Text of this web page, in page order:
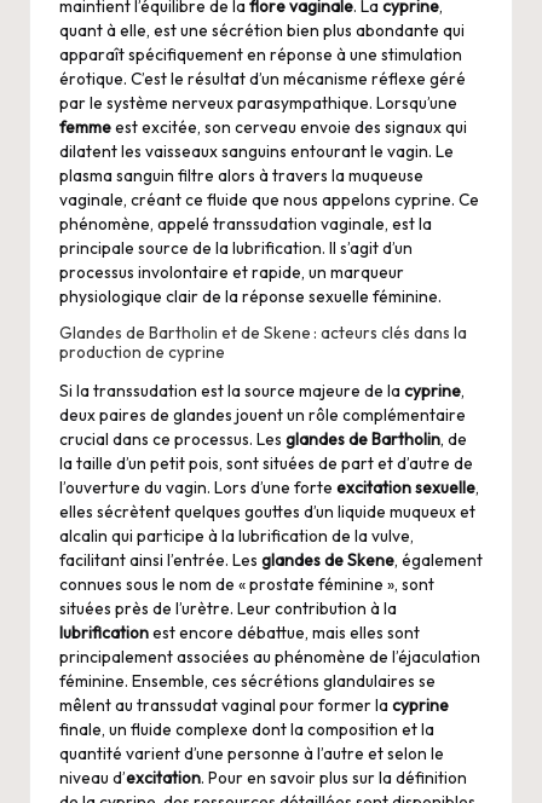
maintient l’équilibre de la flore vaginale. La cyprine,
quant à elle, est une sécrétion bien plus abondante qui
apparaît spécifiquement en réponse à une stimulation
érotique. C’est le résultat d’un mécanisme réflexe géré
par le système nerveux parasympathique. Lorsqu’une
femmeest excitée, son cerveau envoie des signaux qui
dilatent les vaisseaux sanguins entourant le vagin. Le
plasma sanguin filtre alors à travers la muqueuse
vaginale, créant ce fluide que nous appelons cyprine. Ce
phénomène, appelé transsudation vaginale, est la
principale source de la lubrification. Il s’agit d’un
processus involontaire et rapide, un marqueur
physiologique clair de la réponse sexuelle féminine.
Glandes de Bartholin et de Skene : acteurs clés dans la
production de cyprine
Si la transsudation est la source majeure de la cyprine,
deux paires de glandes jouent un rôle complémentaire
crucial dans ce processus. Les glandes de Bartholin, de
la taille d’un petit pois, sont situées de part et d’autre de
l’ouverture du vagin. Lors d’une forte excitation sexuelle,
elles sécrètent quelques gouttes d’un liquide muqueux et
alcalin qui participe à la lubrification de la vulve,
facilitant ainsi l’entrée. Les glandes de Skene, également
connues sous le nom de « prostate féminine », sont
situées près de l’urètre. Leur contribution à la
lubrificationest encore débattue, mais elles sont
principalement associées au phénomène de l’éjaculation
féminine. Ensemble, ces sécrétions glandulaires se
mêlent au transsudat vaginal pour former la cyprine
finale, un fluide complexe dont la composition et la
quantité varient d’une personne à l’autre et selon le
niveau d’excitation. Pour en savoir plus sur la définition